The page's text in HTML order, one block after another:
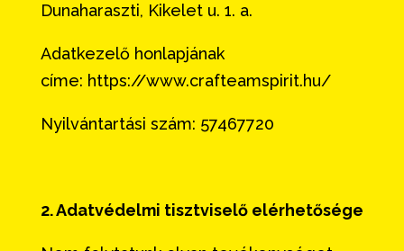
Dunaharaszti, Kikelet u. 1. a.
Adatkezelő honlapjának
címe: https://www.crafteamspirit.hu/
Nyilvántartási szám: 57467720
2. Adatvédelmi tisztviselő elérhetősége